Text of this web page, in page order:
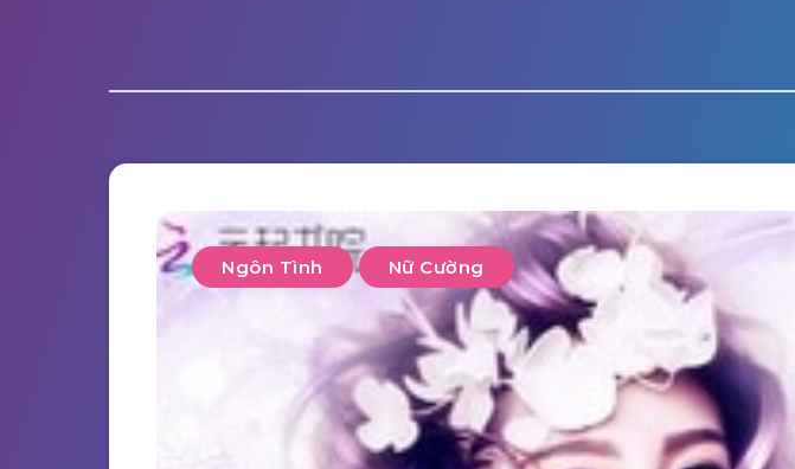
Ngôn Tình Nữ Cường